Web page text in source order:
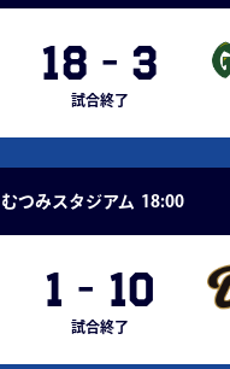
18 - 3
試合終了
むつみスタジアム 18:00
1 - 10
試合終了